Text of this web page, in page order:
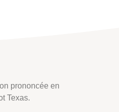
prononcée en
Texas.